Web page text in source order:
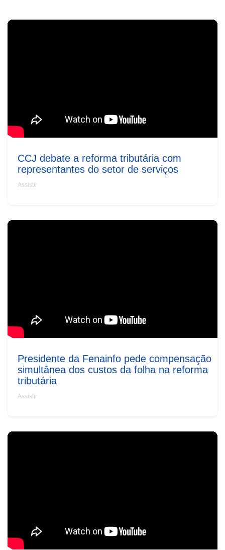
CCJ debate a reforma tributária com
representantes do setor de serviços
Assistir
Presidente da Fenainfo pede compensação
simultânea dos custos da folha na reforma
tributária
Assistir